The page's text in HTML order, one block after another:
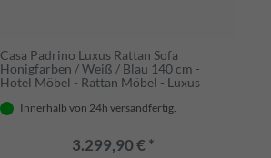
Casa Padrino Luxus Rattan Sofa
Honigfarben / Weiß / Blau 140 cm -
Hotel Möbel - Rattan Möbel - Luxus
Innerhalb von 24h versandfertig.
3.299,90 € *